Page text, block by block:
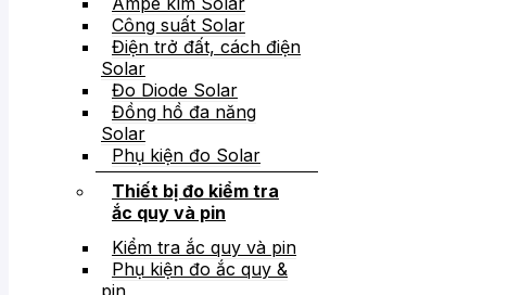
Công suất Solar
Điện trở đất, cách điện
Solar
Đo Diode Solar
Đồng hồ đa năng
Solar
Phụ kiện đo Solar
Thiết bị đo kiểm tra
ắc quy và pin
Kiểm tra ắc quy và pin
Phụ kiện đo ắc quy &
pin